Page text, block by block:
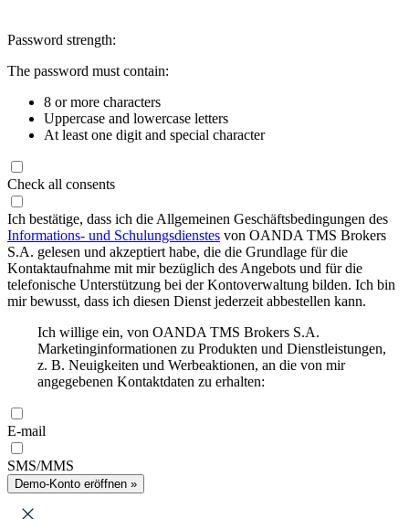
Password strength:
The password must contain:
8 or more characters
Uppercase and lowercase letters
At least one digit and special character
Check all consents
Ich bestätige, dass ich die Allgemeinen Geschäftsbedingungen des
Informations- und Schulungsdienstes von OANDA TMS Brokers
S.A. gelesen und akzeptiert habe, die die Grundlage für die
Kontaktaufnahme mit mir bezüglich des Angebots und für die
telefonische Unterstützung bei der Kontoverwaltung bilden. Ich bin
mir bewusst, dass ich diesen Dienst jederzeit abbestellen kann.
Ich willige ein, von OANDA TMS Brokers S.A.
Marketinginformationen zu Produkten und Dienstleistungen,
z. B. Neuigkeiten und Werbeaktionen, an die von mir
angegebenen Kontaktdaten zu erhalten:
E-mail
SMS/MMS
Demo-Konto eröffnen »